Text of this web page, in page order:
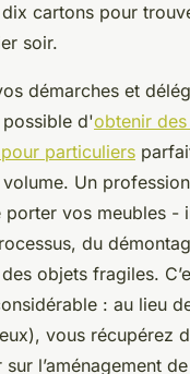
cartons pour
soir.
démarches et
d'obtenir
particuliers
Un
porter vos meubles -
du
objets fragiles.
: au lieu
vous récupérez
l’aménagement